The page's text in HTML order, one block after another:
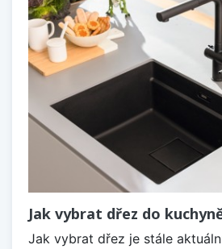
Jak vybrat dřez do
Jak vybrat dřez je stále